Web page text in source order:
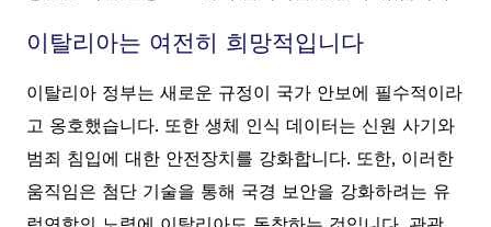
이탈리아는 여전히 희망적입니다
이탈리아 정부는 새로운 규정이 국가 안보에 필수적이라
고 옹호했습니다. 또한 생체 인식 데이터는 신원 사기와
범죄 침입에 대한 안전장치를 강화합니다. 또한, 이러한
움직임은 첨단 기술을 통해 국경 보안을 강화하려는 유